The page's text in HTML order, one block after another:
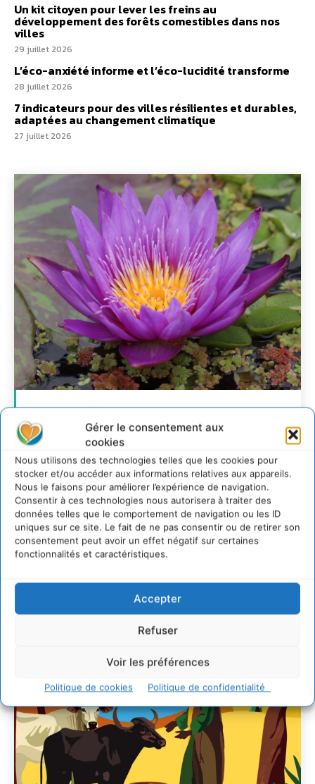
Gérer le consentement aux
cookies
Nous utilisons des technologies telles que les cookies pour
stocker et/ou accéder aux informations relatives aux appareils.
Nous le faisons pour améliorer l’expérience de navigation.
Consentir à ces technologies nous autorisera à traiter des
données telles que le comportement de navigation ou les ID
uniques sur ce site. Le fait de ne pas consentir ou de retirer son
consentement peut avoir un effet négatif sur certaines
fonctionnalités et caractéristiques.
Accepter
Refuser
Voir les préférences
Politique de cookies Politique de confidentialité
Un kit citoyen pour lever les freins au
développement des forêts comestibles dans nos
villes
29 juillet 2026
L’éco-anxiété informe et l’éco-lucidité transforme
28 juillet 2026
7 indicateurs pour des villes résilientes et durables,
adaptées au changement climatique
27 juillet 2026
Transformer les
territoires par le
dialogue et la
coopération avec un
Commun
d’Accompagnement des
Transitions